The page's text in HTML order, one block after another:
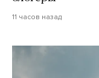
11 часов назад